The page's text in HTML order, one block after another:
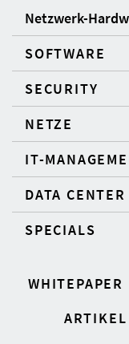
Netzwerk-
SOFTWARE
SECURITY
NETZE
IT-
DATA CENTER
SPECIALS
WHITEPAPER
ARTIKEL